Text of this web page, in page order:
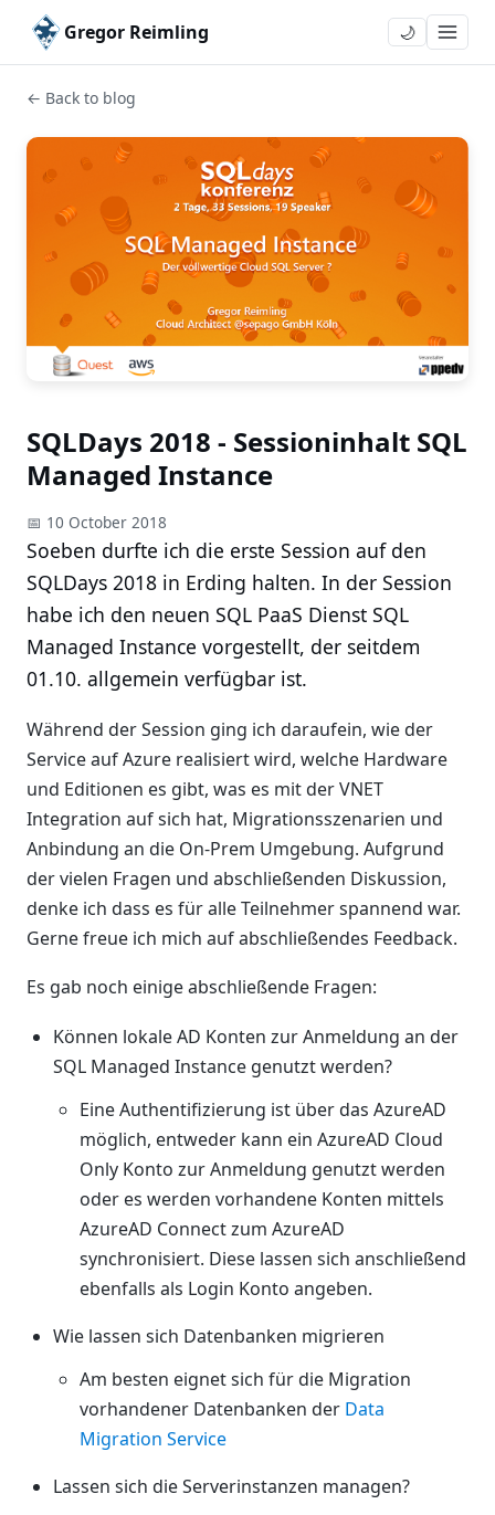
Gregor Reimling 🌙
← Back to blog
SQLDays 2018 - Sessioninhalt SQL
Managed Instance
📅 10 October 2018
Soeben durfte ich die erste Session auf den
SQLDays 2018 in Erding halten. In der Session
habe ich den neuen SQL PaaS Dienst SQL
Managed Instance vorgestellt, der seitdem
01.10. allgemein verfügbar ist.
Während der Session ging ich daraufein, wie der
Service auf Azure realisiert wird, welche Hardware
und Editionen es gibt, was es mit der VNET
Integration auf sich hat, Migrationsszenarien und
Anbindung an die On-Prem Umgebung. Aufgrund
der vielen Fragen und abschließenden Diskussion,
denke ich dass es für alle Teilnehmer spannend war.
Gerne freue ich mich auf abschließendes Feedback.
Es gab noch einige abschließende Fragen:
Können lokale AD Konten zur Anmeldung an der
SQL Managed Instance genutzt werden?
Eine Authentifizierung ist über das AzureAD
möglich, entweder kann ein AzureAD Cloud
Only Konto zur Anmeldung genutzt werden
oder es werden vorhandene Konten mittels
AzureAD Connect zum AzureAD
synchronisiert. Diese lassen sich anschließend
ebenfalls als Login Konto angeben.
Wie lassen sich Datenbanken migrieren
Am besten eignet sich für die Migration
vorhandener Datenbanken der Data
Migration Service
Lassen sich die Serverinstanzen managen?